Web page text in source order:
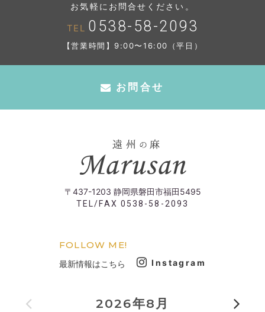
お気軽にお問合せください。
TEL 0538-58-2093
【営業時間】9:00〜16:00（平日）
お問合せ
2026年8月
〒437-1203 静岡県磐田市福田5495
TEL/FAX 0538-58-2093
FOLLOW ME!
最新情報はこちら Instagram